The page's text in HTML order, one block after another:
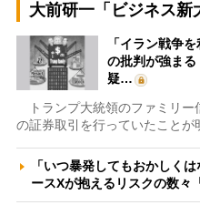
大前研一「ビジネス新
「イラン戦争
の批判が強ま
疑…
トランプ大統領のファミリー
の証券取引を行っていたことが
「いつ暴発してもおかしく
ースXが抱えるリスクの数々